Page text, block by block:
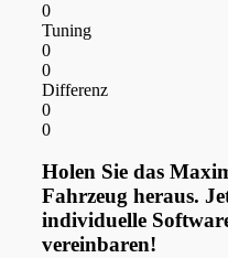
0
Tuning
0
0
Differenz
0
0
Holen Sie das
Fahrzeug heraus.
individuelle
vereinbaren!